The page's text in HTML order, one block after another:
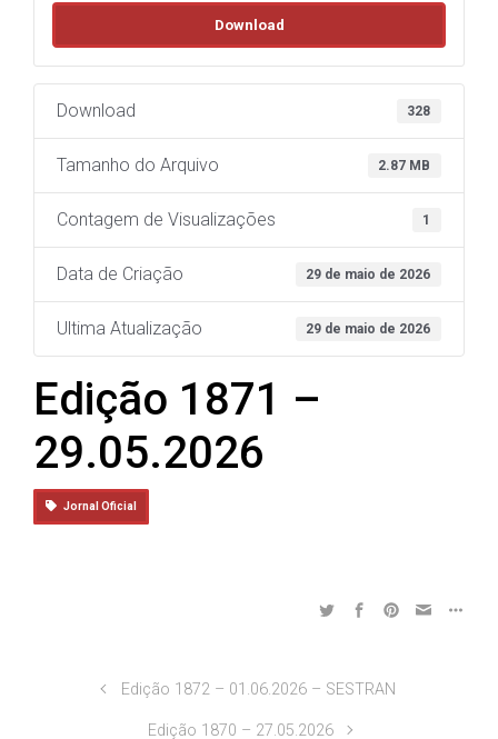
Download
Download 328
Tamanho do Arquivo 2.87 MB
Contagem de Visualizações 1
Data de Criação 29 de maio de 2026
Ultima Atualização 29 de maio de 2026
Edição 1871 –
29.05.2026
Jornal Oficial
Edição 1872 – 01.06.2026 – SESTRAN
Edição 1870 – 27.05.2026